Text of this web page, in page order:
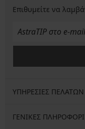
Επιθυμείτε να
ΥΠΗΡΕΣΙΕΣ ΠΕΛΑΤΩΝ
ΓΕΝΙΚΕΣ